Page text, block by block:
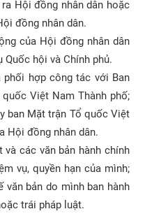
đồng nhân dân hoặc
đồng nhân dân.
Hội đồng nhân dân
Quốc hội và Chính phủ.
hợp công tác với Ban
Việt Nam Thành phố;
ban Mặt trận Tổ quốc Việt
Hội đồng nhân dân.
văn bản hành chính
vụ, quyền hạn của mình;
văn bản do mình ban hành
trái pháp luật.